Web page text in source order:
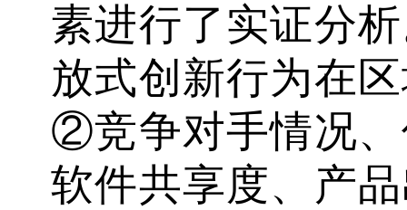
素进行了实证分
放式创新行为在
②竞争对手情况
软件共享度、产